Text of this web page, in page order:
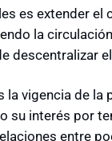
es extender
la
descentralizar
la vigencia de
su interés por
entre